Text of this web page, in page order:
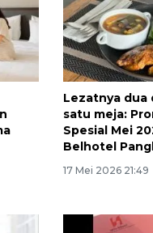
Lezatnya dua
satu meja:
Spesial Mei
Belhotel
17 Mei 2026 21:49
Awas penipuan
2026-08-07 13:45:00